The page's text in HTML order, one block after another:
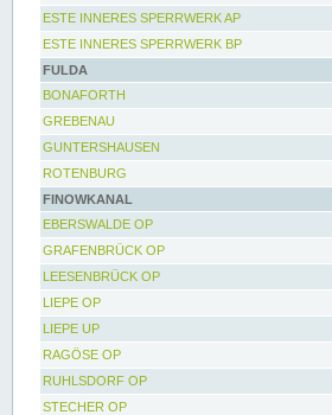
ESTE INNERES SPERRWERK AP
ESTE INNERES SPERRWERK BP
FULDA
BONAFORTH
GREBENAU
GUNTERSHAUSEN
ROTENBURG
FINOWKANAL
EBERSWALDE OP
GRAFENBRÜCK OP
LEESENBRÜCK OP
LIEPE OP
LIEPE UP
RAGÖSE OP
RUHLSDORF OP
STECHER OP